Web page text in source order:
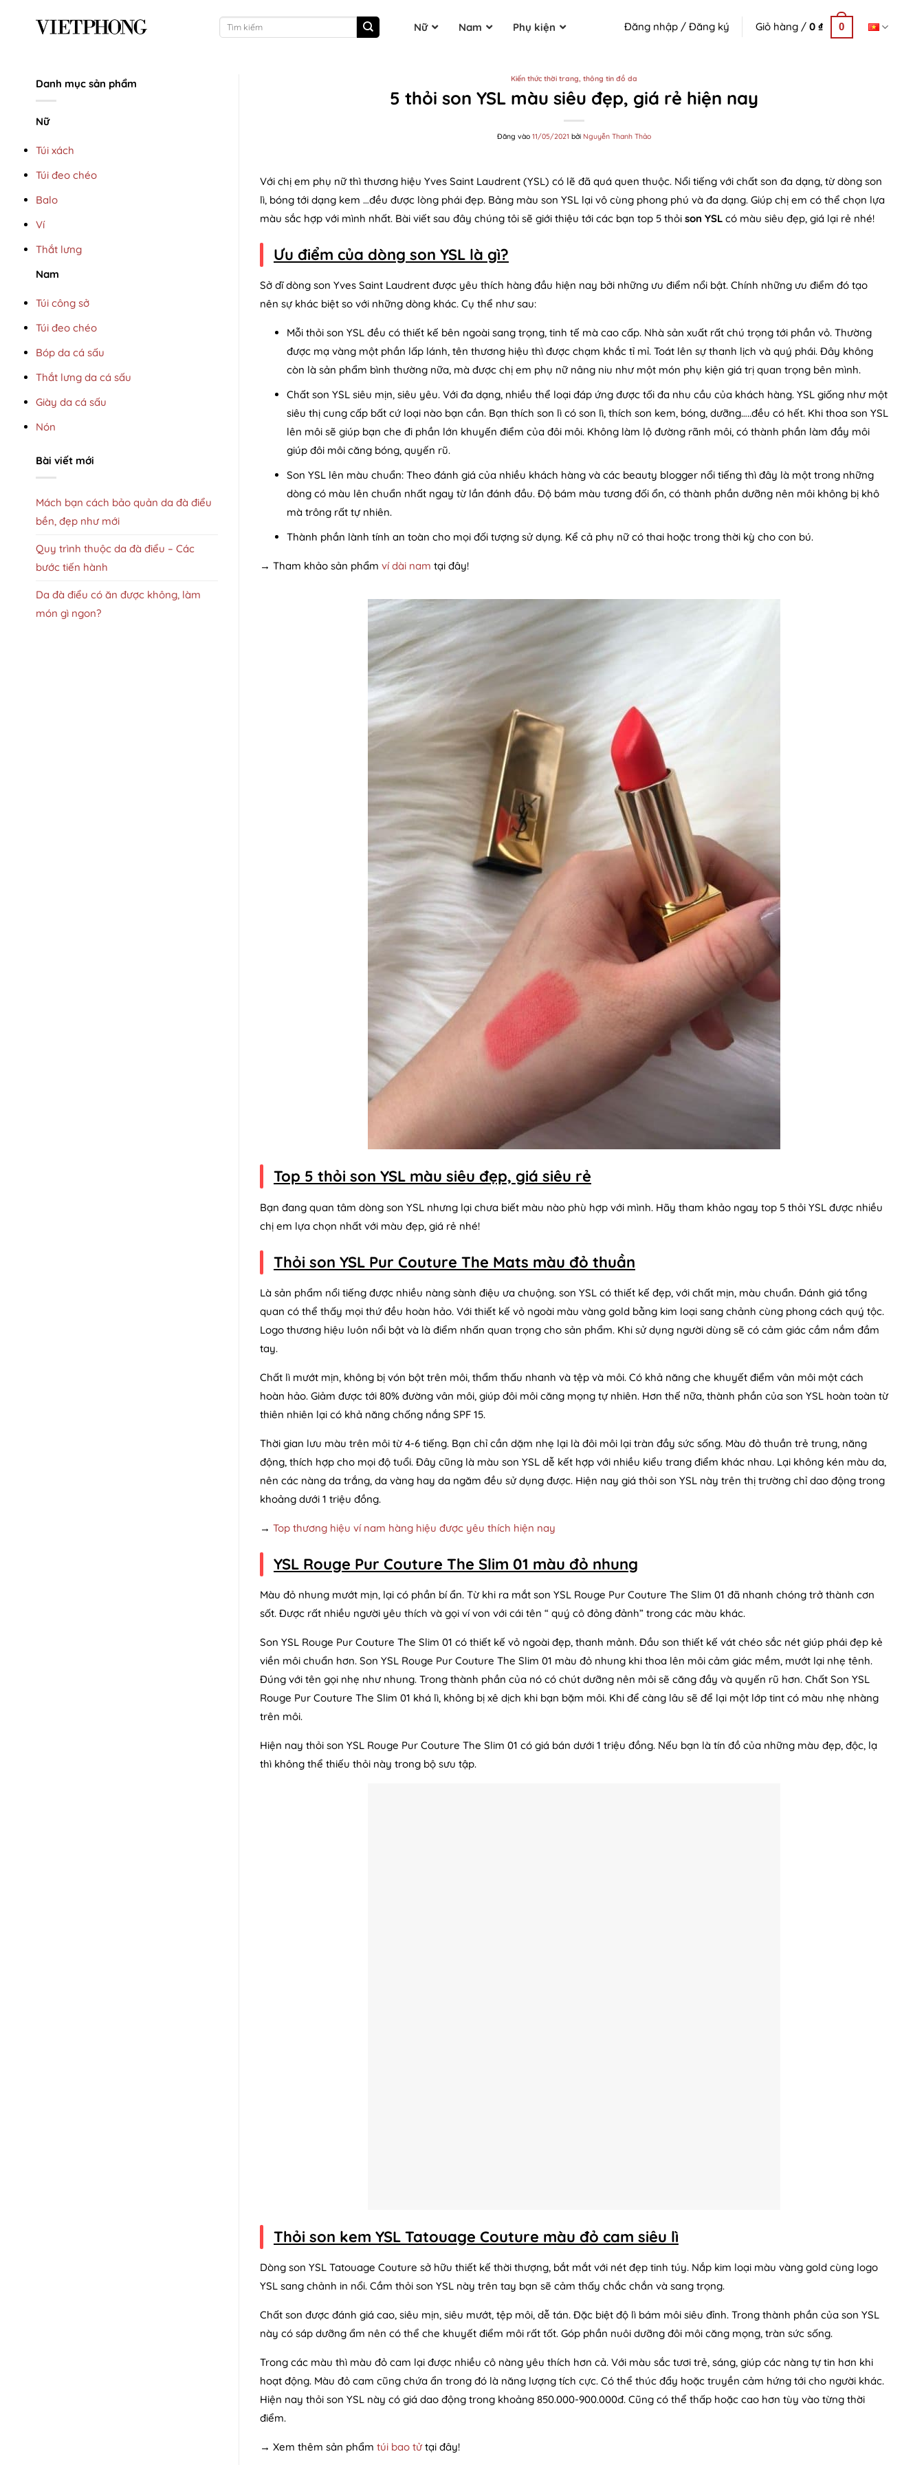
Tìm
kiếm:
Nữ Nam Phụ kiện Đăng nhập / Đăng ký Giỏ hàng / 0 ₫ 0
Danh mục sản phẩm
Nữ
Túi xách
Túi đeo chéo
Balo
Ví
Thắt lưng
Nam
Túi công sở
Túi đeo chéo
Bóp da cá sấu
Thắt lưng da cá sấu
Giày da cá sấu
Nón
Bài viết mới
Mách bạn cách bảo quản da đà điểu
bền, đẹp như mới
Quy trình thuộc da đà điểu – Các
bước tiến hành
Da đà điểu có ăn được không, làm
món gì ngon?
Kiến thức thời trang, thông tin đồ da
5 thỏi son YSL màu siêu đẹp, giá rẻ hiện nay
Đăng vào 11/05/2021 bởi Nguyễn Thanh Thảo
Với chị em phụ nữ thì thương hiệu Yves Saint Laudrent (YSL) có lẽ đã quá quen thuộc. Nổi tiếng với chất son đa dạng, từ dòng son
lì, bóng tới dạng kem …đều được lòng phái đẹp. Bảng màu son YSL lại vô cùng phong phú và đa dạng. Giúp chị em có thể chọn lựa
màu sắc hợp với mình nhất. Bài viết sau đây chúng tôi sẽ giới thiệu tới các bạn top 5 thỏi son YSL có màu siêu đẹp, giá lại rẻ nhé!
Ưu điểm của dòng son YSL là gì?
Sở dĩ dòng son Yves Saint Laudrent được yêu thích hàng đầu hiện nay bởi những ưu điểm nổi bật. Chính những ưu điểm đó tạo
nên sự khác biệt so với những dòng khác. Cụ thể như sau:
Mỗi thỏi son YSL đều có thiết kế bên ngoài sang trọng, tinh tế mà cao cấp. Nhà sản xuất rất chú trọng tới phần vỏ. Thường
được mạ vàng một phần lấp lánh, tên thương hiệu thì được chạm khắc tỉ mỉ. Toát lên sự thanh lịch và quý phái. Đây không
còn là sản phẩm bình thường nữa, mà được chị em phụ nữ nâng niu như một món phụ kiện giá trị quan trọng bên mình.
Chất son YSL siêu mịn, siêu yêu. Với đa dạng, nhiều thể loại đáp ứng được tối đa nhu cầu của khách hàng. YSL giống như một
siêu thị cung cấp bất cứ loại nào bạn cần. Bạn thích son lì có son lì, thích son kem, bóng, dưỡng…..đều có hết. Khi thoa son YSL
lên môi sẽ giúp bạn che đi phần lớn khuyến điểm của đôi môi. Không làm lộ đường rãnh môi, có thành phần làm đầy môi
giúp đôi môi căng bóng, quyến rũ.
Son YSL lên màu chuẩn: Theo đánh giá của nhiều khách hàng và các beauty blogger nổi tiếng thì đây là một trong những
dòng có màu lên chuẩn nhất ngay từ lần đánh đầu. Độ bám màu tương đối ổn, có thành phần dưỡng nên môi không bị khô
mà trông rất tự nhiên.
Thành phần lành tính an toàn cho mọi đối tượng sử dụng. Kể cả phụ nữ có thai hoặc trong thời kỳ cho con bú.
→ Tham khảo sản phẩm ví dài nam tại đây!
Top 5 thỏi son YSL màu siêu đẹp, giá siêu rẻ
Bạn đang quan tâm dòng son YSL nhưng lại chưa biết màu nào phù hợp với mình. Hãy tham khảo ngay top 5 thỏi YSL được nhiều
chị em lựa chọn nhất với màu đẹp, giá rẻ nhé!
Thỏi son YSL Pur Couture The Mats màu đỏ thuần
Là sản phẩm nổi tiếng được nhiều nàng sành điệu ưa chuộng. son YSL có thiết kế đẹp, với chất mịn, màu chuẩn. Đánh giá tổng
quan có thể thấy mọi thứ đều hoàn hảo. Với thiết kế vỏ ngoài màu vàng gold bằng kim loại sang chảnh cùng phong cách quý tộc.
Logo thương hiệu luôn nổi bật và là điểm nhấn quan trọng cho sản phẩm. Khi sử dụng người dùng sẽ có cảm giác cầm nắm đầm
tay.
Chất lì mướt mịn, không bị vón bột trên môi, thẩm thấu nhanh và tệp và môi. Có khả năng che khuyết điểm vân môi một cách
hoàn hảo. Giảm được tới 80% đường vân môi, giúp đôi môi căng mọng tự nhiên. Hơn thế nữa, thành phần của son YSL hoàn toàn từ
thiên nhiên lại có khả năng chống nắng SPF 15.
Thời gian lưu màu trên môi từ 4-6 tiếng. Bạn chỉ cần dặm nhẹ lại là đôi môi lại tràn đầy sức sống. Màu đỏ thuần trẻ trung, năng
động, thích hợp cho mọi độ tuổi. Đây cũng là màu son YSL dễ kết hợp với nhiều kiểu trang điểm khác nhau. Lại không kén màu da,
nên các nàng da trắng, da vàng hay da ngăm đều sử dụng được. Hiện nay giá thỏi son YSL này trên thị trường chỉ dao động trong
khoảng dưới 1 triệu đồng.
→ Top thương hiệu ví nam hàng hiệu được yêu thích hiện nay
YSL Rouge Pur Couture The Slim 01 màu đỏ nhung
Màu đỏ nhung mướt mịn, lại có phần bí ẩn. Từ khi ra mắt son YSL Rouge Pur Couture The Slim 01 đã nhanh chóng trở thành cơn
sốt. Được rất nhiều người yêu thích và gọi ví von với cái tên “ quý cô đỏng đảnh” trong các màu khác.
Son YSL Rouge Pur Couture The Slim 01 có thiết kế vỏ ngoài đẹp, thanh mảnh. Đầu son thiết kế vát chéo sắc nét giúp phái đẹp kẻ
viền môi chuẩn hơn. Son YSL Rouge Pur Couture The Slim 01 màu đỏ nhung khi thoa lên môi cảm giác mềm, mướt lại nhẹ tênh.
Đúng với tên gọi nhẹ như nhung. Trong thành phần của nó có chút dưỡng nên môi sẽ căng đầy và quyến rũ hơn. Chất Son YSL
Rouge Pur Couture The Slim 01 khá lì, không bị xê dịch khi bạn bặm môi. Khi để càng lâu sẽ để lại một lớp tint có màu nhẹ nhàng
trên môi.
Hiện nay thỏi son YSL Rouge Pur Couture The Slim 01 có giá bán dưới 1 triệu đồng. Nếu bạn là tín đồ của những màu đẹp, độc, lạ
thì không thể thiếu thỏi này trong bộ sưu tập.
Thỏi son kem YSL Tatouage Couture màu đỏ cam siêu lì
Dòng son YSL Tatouage Couture sở hữu thiết kế thời thượng, bắt mắt với nét đẹp tinh túy. Nắp kim loại màu vàng gold cùng logo
YSL sang chảnh in nổi. Cầm thỏi son YSL này trên tay bạn sẽ cảm thấy chắc chắn và sang trọng.
Chất son được đánh giá cao, siêu mịn, siêu mướt, tệp môi, dễ tán. Đặc biệt độ lì bám môi siêu đỉnh. Trong thành phần của son YSL
này có sáp dưỡng ẩm nên có thể che khuyết điểm môi rất tốt. Góp phần nuôi dưỡng đôi môi căng mọng, tràn sức sống.
Trong các màu thì màu đỏ cam lại được nhiều cô nàng yêu thích hơn cả. Với màu sắc tươi trẻ, sáng, giúp các nàng tự tin hơn khi
hoạt động. Màu đỏ cam cũng chứa ẩn trong đó là năng lượng tích cực. Có thể thúc đẩy hoặc truyền cảm hứng tới cho người khác.
Hiện nay thỏi son YSL này có giá dao động trong khoảng 850.000-900.000đ. Cũng có thể thấp hoặc cao hơn tùy vào từng thời
điểm.
→ Xem thêm sản phẩm túi bao tửtại đây!